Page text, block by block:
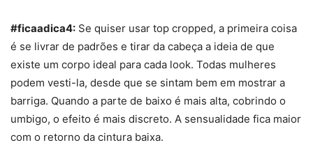
#ficaadica4: Se quiser usar top cropped, a primeira coisa
é se livrar de padrões e tirar da cabeça a ideia de que
existe um corpo ideal para cada look. Todas mulheres
podem vesti-la, desde que se sintam bem em mostrar a
barriga. Quando a parte de baixo é mais alta, cobrindo o
umbigo, o efeito é mais discreto. A sensualidade fica maior
com o retorno da cintura baixa.